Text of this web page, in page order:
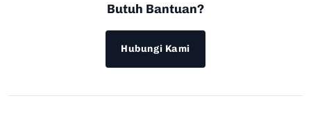
Butuh Bantuan?
Hubungi Kami